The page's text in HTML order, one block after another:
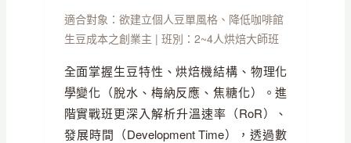
適合對象：欲建立個人豆單風格、降低咖啡館
生豆成本之創業主 | 班別：2~4人烘焙大師班
全面掌握生豆特性、烘焙機結構、物理化
學變化（脫水、梅納反應、焦糖化）。進
階實戰班更深入解析升溫速率（RoR）、
發展時間（Development Time），透過數